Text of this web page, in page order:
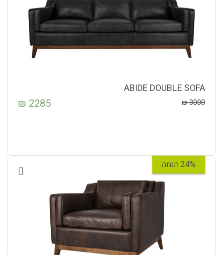
ABIDE DOUBLE SOFA
3000
₪
2285
₪
24% הנחה